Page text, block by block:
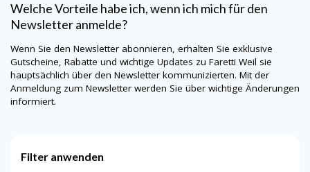
Welche Vorteile habe ich, wenn ich mich für den
Newsletter anmelde?
Wenn Sie den Newsletter abonnieren, erhalten Sie exklusive
Gutscheine, Rabatte und wichtige Updates zu Faretti Weil sie
hauptsächlich über den Newsletter kommunizierten. Mit der
Anmeldung zum Newsletter werden Sie über wichtige Änderungen
informiert.
Filter anwenden